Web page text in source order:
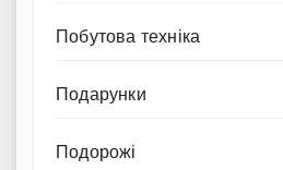
Побутова техніка
Подарунки
Подорожі